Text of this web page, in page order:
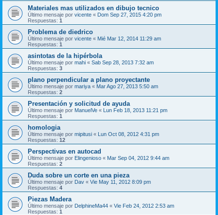
Materiales mas utilizados en dibujo tecnico
Último mensaje por vicente « Dom Sep 27, 2015 4:20 pm
Respuestas: 1
Problema de diedrico
Último mensaje por vicente « Mié Mar 12, 2014 11:29 am
Respuestas: 1
asintotas de la hipérbola
Último mensaje por mahi « Sab Sep 28, 2013 7:32 am
Respuestas: 3
plano perpendicular a plano proyectante
Último mensaje por mariya « Mar Ago 27, 2013 5:50 am
Respuestas: 2
Presentación y solicitud de ayuda
Último mensaje por ManuelVe « Lun Feb 18, 2013 11:21 pm
Respuestas: 1
homologia
Último mensaje por mipitusi « Lun Oct 08, 2012 4:31 pm
Respuestas: 12
Perspectivas en autocad
Último mensaje por Elingenioso « Mar Sep 04, 2012 9:44 am
Respuestas: 2
Duda sobre un corte en una pieza
Último mensaje por Dav « Vie May 11, 2012 8:09 pm
Respuestas: 4
Piezas Madera
Último mensaje por DelphineMa44 « Vie Feb 24, 2012 2:53 am
Respuestas: 1